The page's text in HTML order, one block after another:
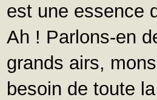
est une essence
Ah ! Parlons-en
grands airs,
besoin de toute